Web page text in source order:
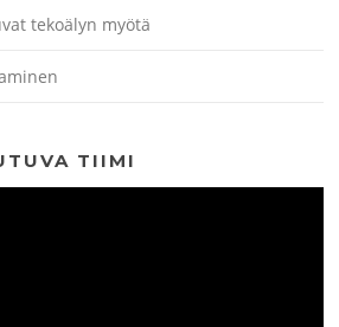
tekoälyn myötä
TIIMI